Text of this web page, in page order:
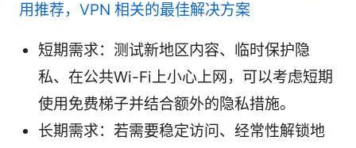
用推荐，VPN 相关的最佳解决方案
短期需求：测试新地区内容、临时保护隐
私、在公共Wi-Fi上小心上网，可以考虑短期
使用免费梯子并结合额外的隐私措施。
长期需求：若需要稳定访问、经常性解锁地